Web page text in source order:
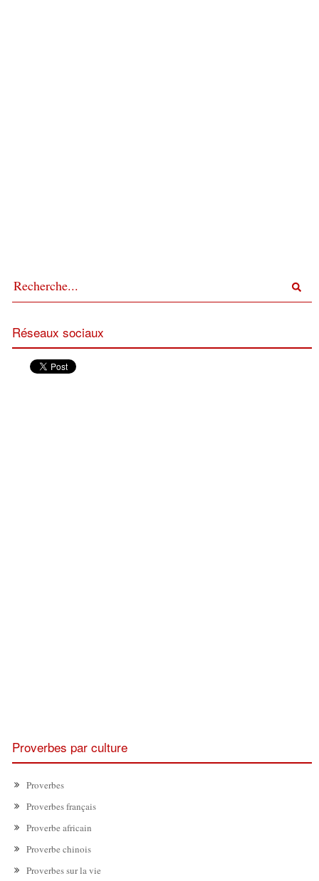
Réseaux sociaux
Proverbes par culture
Proverbes
Proverbes français
Proverbe africain
Proverbe chinois
Proverbes sur la vie